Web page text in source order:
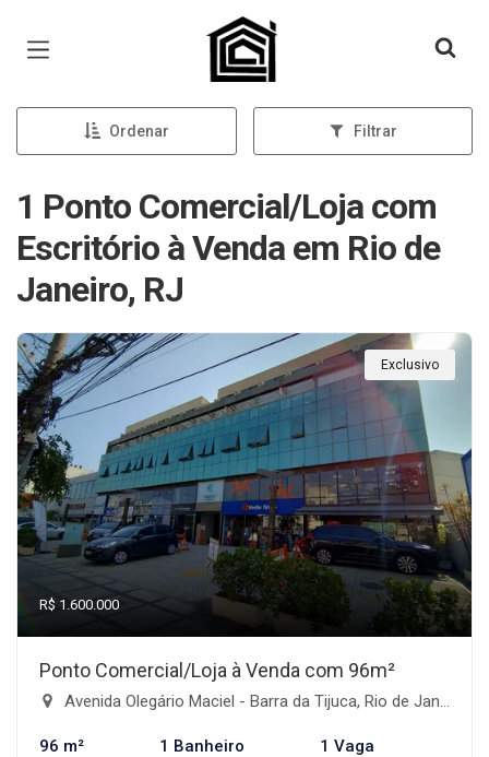
Página inicial
Ordenar Filtrar
1 Ponto Comercial/Loja com
Escritório à Venda em Rio de
Janeiro, RJ
Exclusivo
R$ 1.600.000
Ponto Comercial/Loja à Venda com 96m²
Avenida Olegário Maciel - Barra da Tijuca, Rio de Janeiro-RJ
96 m² 1 Banheiro 1 Vaga